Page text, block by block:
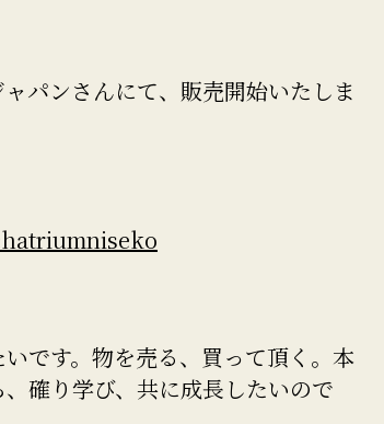
パンさんにて、販売開始いたしま
です。物を売る、買って頂く。本
確り学び、共に成長したいので